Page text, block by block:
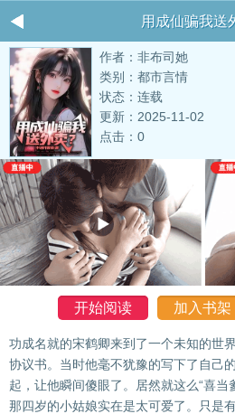
用成仙骗我送
作者：非布司她
类别：都市言情
状态：连载
更新：2025-11-02
点击：0
开始阅读 加入书架
功成名就的宋鹤卿来到了一个未知的世
协议书。当时他毫不犹豫的写下了自己
起，让他瞬间傻眼了。居然就这么“喜当
那四岁的小姑娘实在是太可爱了。只是